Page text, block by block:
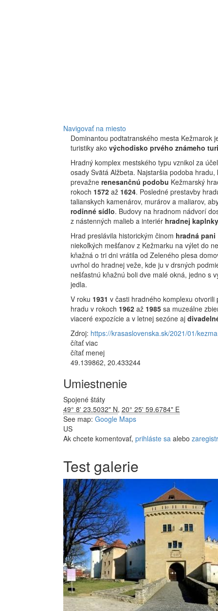
Navigovať na miesto
Dominantou podtatranského mesta Kežmarok
turistiky ako východisko prvého známeho
Hradný komplex mestského typu vznikol za
osady Svätá Alžbeta. Najstaršia podoba
prevažne renesančnú podobu Kežmarský
rokoch 1572 až 1624. Posledné prestavby
talianskych kamenárov, murárov a maliarov,
rodinné sídlo. Budovy na hradnom nádvorí
z nástenných malieb a interiér hradnej kaplnky
Hrad preslávila historickým činom hradná pani
niekoľkých mešťanov z Kežmarku na výlet do
kňažná o tri dni vrátila od Zeleného plesa
uvrhol do hradnej veže, kde ju v drsných
nešťastnú kňažnú boli dve malé okná, jedno s
jedla.
V roku 1931 v časti hradného komplexu
hradu v rokoch 1962 až 1985 sa muzeálne
viaceré expozície a v letnej sezóne aj
Zdroj: https://krasaslovenska.sk/2021/01/
čítať viac
čítať menej
49.139862, 20.433244
Umiestnenie
Spojené štáty
49° 8' 23.5032" N, 20° 25' 59.6784" E
See map: Google Maps
US
Ak chcete komentovať, prihláste sa alebo
Test galerie